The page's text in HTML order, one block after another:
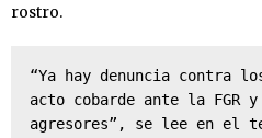
rostro.
“Ya hay denuncia contra
acto cobarde ante la FGR
agresores”, se lee en el